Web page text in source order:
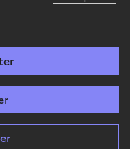
légales
détenue par des tiers,